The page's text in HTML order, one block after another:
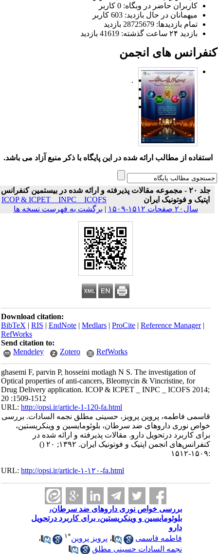
کاربران حاضر در وبگاه: 0 کاربر
میهمانان در حال بازدید: 603 کاربر
تمام بازدید‌ها: 28725679 بازدید
بازدید ۲۴ ساعت گذشته: 41619 بازدید
های انجمن
.
استفاده از مطالب ارائه شده در این پایگاه با ذکر منبع آزاد می باشد.
جلد ۲۰ - مجموعه مقالات پذیرفته و ارائه شده در بیستمین کنفرانس
اپتیک و فوتونیک ایران
ICOP & ICPET _ INPC _ ICOFS
سال۲۰ صفحات ۱۵۱۲-۱۵۰۹
| برگشت به فهرست نسخه ها
Download citation:
BibTeX|RIS|EndNote|Medlars|ProCite|Reference Manager
RefWorks
Send citation to:
Mendeley
Zotero RefWorks
ghasemi F, parvin P, hosseini motlagh N S. The investigation of
Optical properties of anti-cancers, Bleomycin & Vincristine, for
Drug Delivery application. ICOP & ICPET _ INPC _ ICOFS 2014;
20 :1509-1512
URL:http://opsi.ir/article-1-120-fa.html
قاسمی فاطمه، پروین پرویز، حسینی مطلق نجمه السادات. بررسی
خواص نوری داروهای ضد سرطان، بلوئومایسین و وینکریستین،
برای کاربرد درتحویل دارو. مقالات پذیرفته و ارائه شده در
کنفرانس‌های انجمن اپتیک و فوتونیک ایران. ۱۳۹۲; ۲۰
()
URL:http://opsi.ir/article-۱-۱۲۰-fa.html
بررسی خواص نوری داروهای ضد سرطان،
بلوئومایسین و وینکریستین، برای کاربرد درتحویل
دارو
فاطمه قاسمی
،پرویز پروین ۱
،
نجمه السادات حسینی مطلق